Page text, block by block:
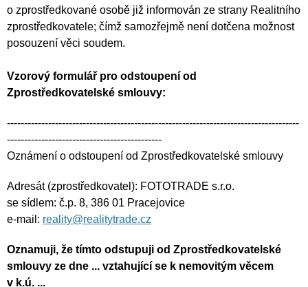
o zprostředkované osobě již informován ze strany Realitního
zprostředkovatele; čímž samozřejmě není dotčena možnost
posouzení věci soudem.
Vzorový formulář pro odstoupení od
Zprostředkovatelské smlouvy:
-------------------------------------------------------------------------------------
---------------------------------------------
Oznámení o odstoupení od Zprostředkovatelské smlouvy
Adresát (zprostředkovatel): FOTOTRADE s.r.o.
se sídlem: č.p. 8, 386 01 Pracejovice
e-mail: reality@realitytrade.cz
Oznamuji, že tímto odstupuji od Zprostředkovatelské
smlouvy ze dne ... vztahující se k nemovitým věcem
v k.ú. ...